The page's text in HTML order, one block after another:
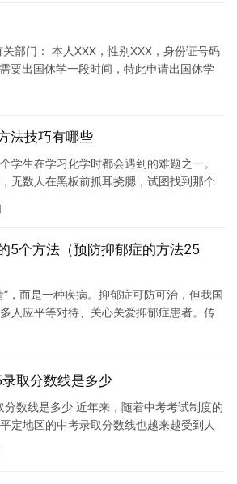
部门： 本人XXX，性别XXX，身份证号码
要出国休学一段时间，特此申请出国休学
法技巧有哪些
学生在学习化学时都会遇到的难题之一。
无数人在黑板前抓耳挠腮，试图找到那个
5个方法（预防抑郁症的方法25
，而是一种疾病。抑郁症可防可治，但我国
人应平等对待、关心关爱抑郁症患者。传
取分数线是多少
数线是多少 近年来，随着中考考试制度的
定地区的中考录取分数线也越来越受到人